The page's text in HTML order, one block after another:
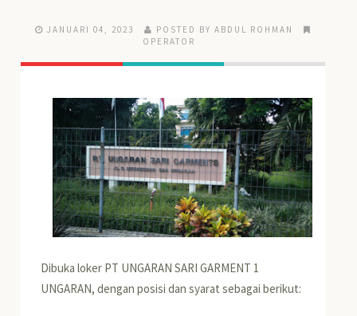
JANUARI 04, 2023
POSTED BY ABDUL ROHMAN
OPERATOR
Dibuka loker PT UNGARAN SARI GARMENT 1
UNGARAN, dengan posisi dan syarat sebagai berikut: